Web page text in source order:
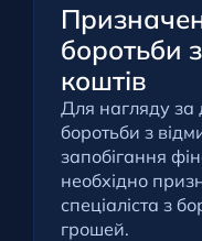
боротьби
коштів
Для нагляду
боротьби з
запобігання
необхідно
спеціаліста з
грошей.